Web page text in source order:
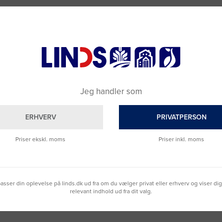
Vi sidder klar til at hjælpe dig.
Jeg handler som
ERHVERV
Priser ekskl. moms
PRIVATPERSON
Priser inkl. moms
din oplevelse på linds.dk ud fra om du vælger privat eller erhverv og viser
relevant indhold ud fra dit valg.